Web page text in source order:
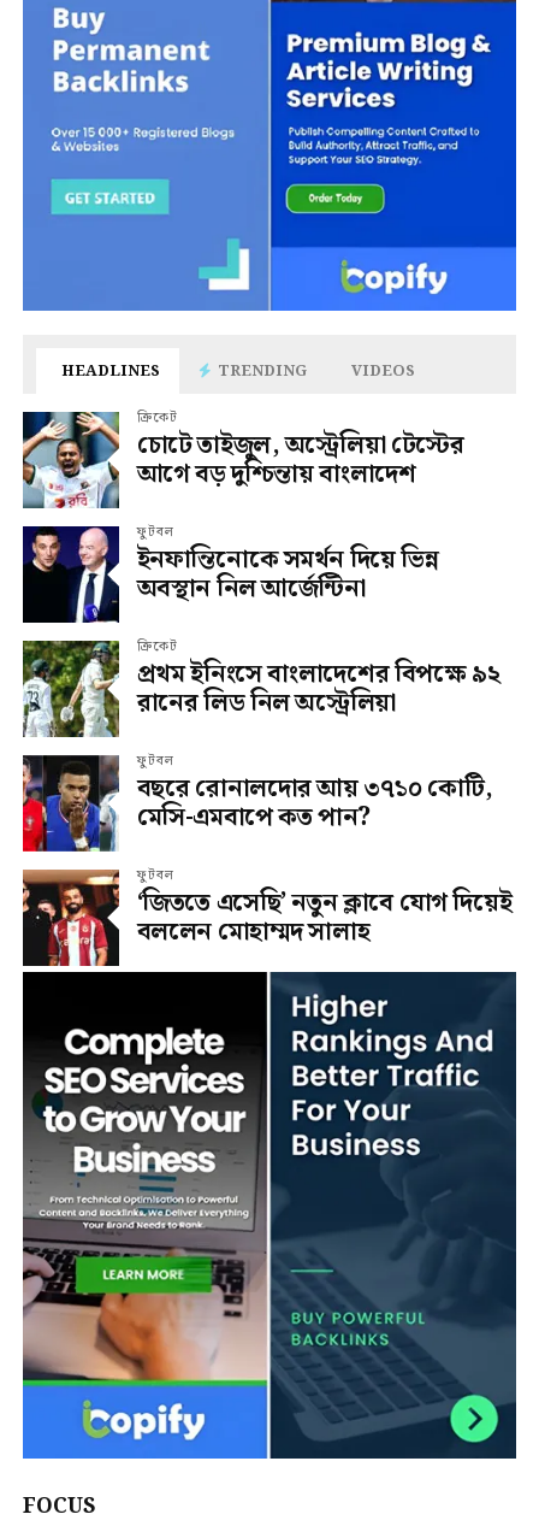
HEADLINES TRENDING VIDEOS
ক্রিকেট
চোটে তাইজুল, অস্ট্রেলিয়া টেস্টের
আগে বড় দুশ্চিন্তায় বাংলাদেশ
ফুটবল
ইনফান্তিনোকে সমর্থন দিয়ে ভিন্ন
অবস্থান নিল আর্জেন্টিনা
ক্রিকেট
প্রথম ইনিংসে বাংলাদেশের বিপক্ষে ৯২
রানের লিড নিল অস্ট্রেলিয়া
ফুটবল
বছরে রোনালদোর আয় ৩৭১০ কোটি,
মেসি-এমবাপে কত পান?
ফুটবল
‘জিততে এসেছি’ নতুন ক্লাবে যোগ দিয়েই
বললেন মোহাম্মদ সালাহ
FOCUS